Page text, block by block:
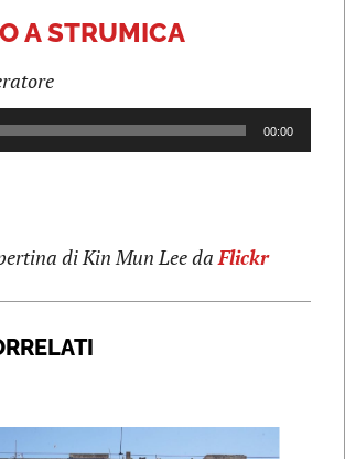
A STRUMICA
00:00
di Kin Mun Lee daFlickr